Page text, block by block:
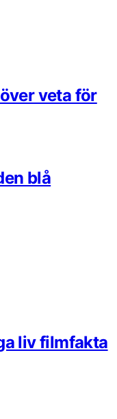
veta för
blå
liv filmfakta